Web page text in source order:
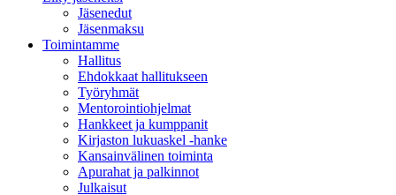
Jäsenedut
Jäsenmaksu
Toimintamme
Hallitus
Ehdokkaat hallitukseen
Työryhmät
Mentorointi­ohjelmat
Hankkeet ja kumppanit
Kirjaston lukuaskel -hanke
Kansainvälinen toiminta
Apurahat ja palkinnot
Julkaisut